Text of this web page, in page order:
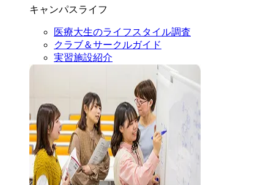
キャンパスライフ
医療大生のライフスタイル調査
クラブ＆サークルガイド
実習施設紹介